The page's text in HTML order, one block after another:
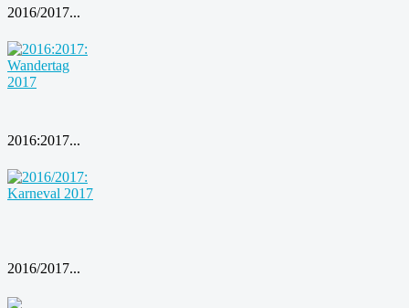
2016/2017...
2016:2017...
2016/2017...